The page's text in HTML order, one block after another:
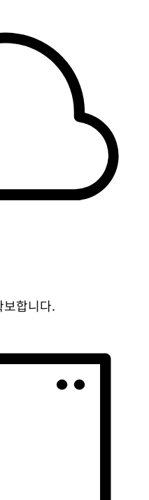
합니다.